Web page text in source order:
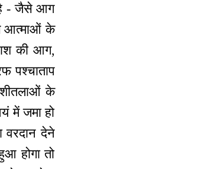
है - जैसे आग
आत्माओं के
की आग,
पश्चाताप
के
में जमा हो
देने
होगा तो